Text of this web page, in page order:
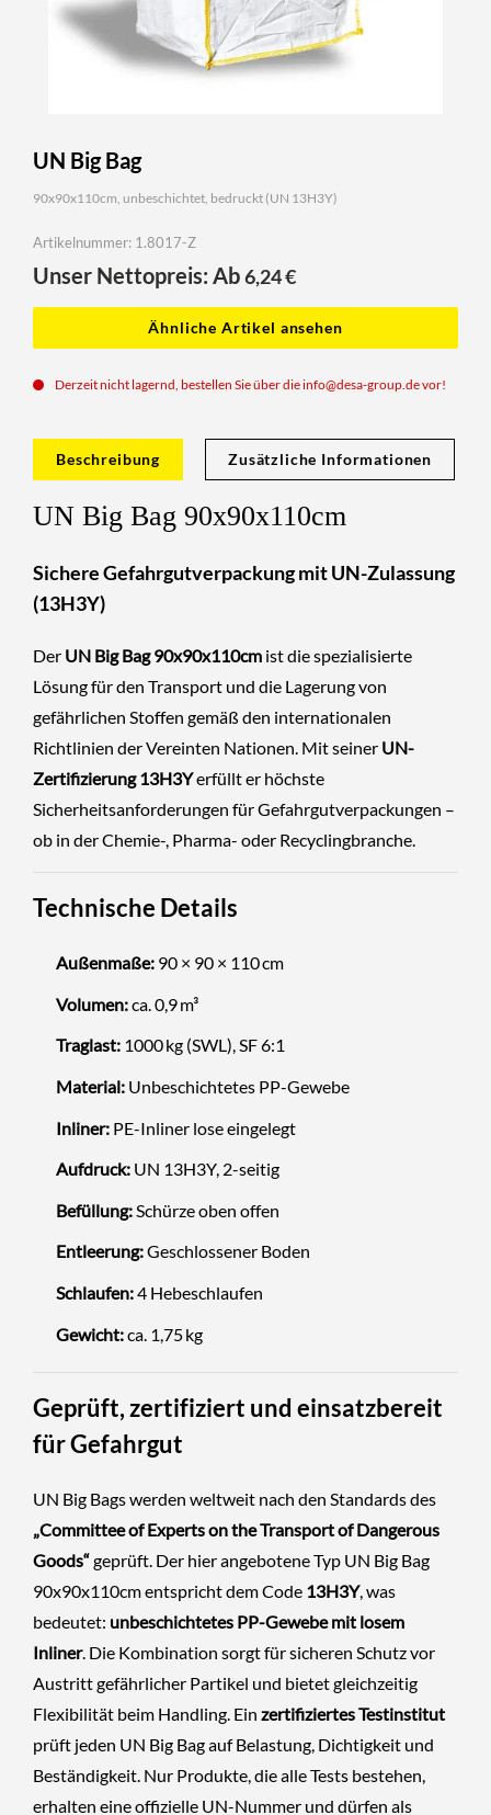
UN Big Bag
90x90x110cm, unbeschichtet, bedruckt (UN 13H3Y)
Artikelnummer: 1.8017-Z
Unser Nettopreis: Ab6,24€
Ähnliche Artikel ansehen
Derzeit nicht lagernd, bestellen Sie über dieinfo@desa-group.devor!
Beschreibung Zusätzliche Informationen
UN Big Bag 90x90x110cm
Sichere Gefahrgutverpackung mit UN-Zulassung
(13H3Y)
Der UN Big Bag 90x90x110cm ist die spezialisierte
Lösung für den Transport und die Lagerung von
gefährlichen Stoffen gemäß den internationalen
Richtlinien der Vereinten Nationen. Mit seiner UN-
Zertifizierung 13H3Yerfüllt er höchste
Sicherheitsanforderungen für Gefahrgutverpackungen –
ob in der Chemie-, Pharma- oder Recyclingbranche.
Technische Details
Außenmaße:90 × 90 × 110 cm
Volumen:ca. 0,9 m³
Traglast:1000 kg (SWL), SF 6:1
Material:Unbeschichtetes PP-Gewebe
Inliner:PE-Inliner lose eingelegt
Aufdruck:UN 13H3Y, 2-seitig
Befüllung:Schürze oben offen
Entleerung:Geschlossener Boden
Schlaufen:4 Hebeschlaufen
Gewicht:ca. 1,75 kg
Geprüft, zertifiziert und einsatzbereit
für Gefahrgut
UN Big Bags werden weltweit nach den Standards des
„Committee of Experts on the Transport of Dangerous
Goods“geprüft. Der hier angebotene Typ UN Big Bag
90x90x110cm entspricht dem Code 13H3Y, was
bedeutet: unbeschichtetes PP-Gewebe mit losem
Inliner. Die Kombination sorgt für sicheren Schutz vor
Austritt gefährlicher Partikel und bietet gleichzeitig
Flexibilität beim Handling. Ein zertifiziertes Testinstitut
prüft jeden UN Big Bag auf Belastung, Dichtigkeit und
Beständigkeit. Nur Produkte, die alle Tests bestehen,
erhalten eine offizielle UN-Nummer und dürfen als